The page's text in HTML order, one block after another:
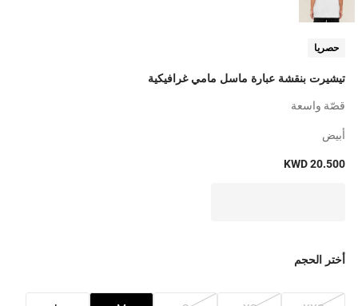
حصريا
تيشيرت بنقشة عبارة ماسل مامي غرافيكية
قصّة واسعة
أبيض
KWD 20.500
أختر الحجم